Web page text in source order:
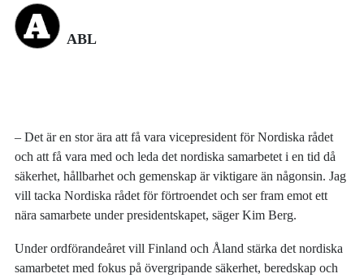
ABL
– Det är en stor ära att få vara vicepresident för Nordiska rådet
och att få vara med och leda det nordiska samarbetet i en tid då
säkerhet, hållbarhet och gemenskap är viktigare än någonsin. Jag
vill tacka Nordiska rådet för förtroendet och ser fram emot ett
nära samarbete under presidentskapet, säger Kim Berg.
Under ordförandeåret vill Finland och Åland stärka det nordiska
samarbetet med fokus på övergripande säkerhet, beredskap och